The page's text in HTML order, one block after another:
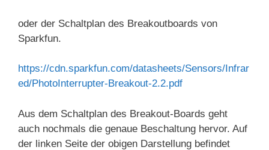
oder der Schaltplan des Breakoutboards von
Sparkfun.
https://cdn.sparkfun.com/datasheets/Sensors/Infrar
ed/PhotoInterrupter-Breakout-2.2.pdf
Aus dem Schaltplan des Breakout-Boards geht
auch nochmals die genaue Beschaltung hervor. Auf
der linken Seite der obigen Darstellung befindet